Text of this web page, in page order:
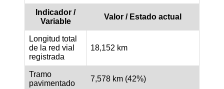
Indicador /
Variable
Valor / Estado actual
Longitud total
de la red vial
registrada
18,152 km
Tramo
pavimentado
7,578 km (42%)